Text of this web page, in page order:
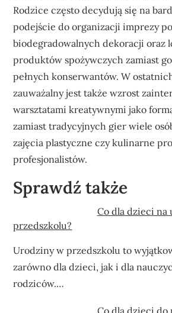
Rodzice często decydują się na
podejście do organizacji imprezy
biodegradowalnych dekoracji oraz
produktów spożywczych zamiast
pełnych konserwantów. W
zauważalny jest także wzrost
warsztatami kreatywnymi jako
zamiast tradycyjnych gier wiele
zajęcia plastyczne czy kulinarne
profesjonalistów.
Sprawdź także
Co dla dzieci na
przedszkolu?
Urodziny w przedszkolu to
zarówno dla dzieci, jak i dla
rodziców.…
Co dla dzieci do